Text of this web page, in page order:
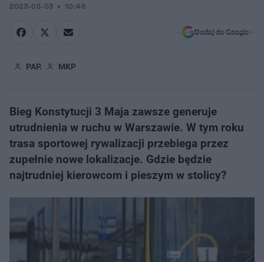
2023-05-03 10:46
Dodaj do Google
PAP. MKP
Bieg Konstytucji 3 Maja zawsze generuje
utrudnienia w ruchu w Warszawie. W tym roku
trasa sportowej rywalizacji przebiega przez
zupełnie nowe lokalizacje. Gdzie będzie
najtrudniej kierowcom i pieszym w stolicy?